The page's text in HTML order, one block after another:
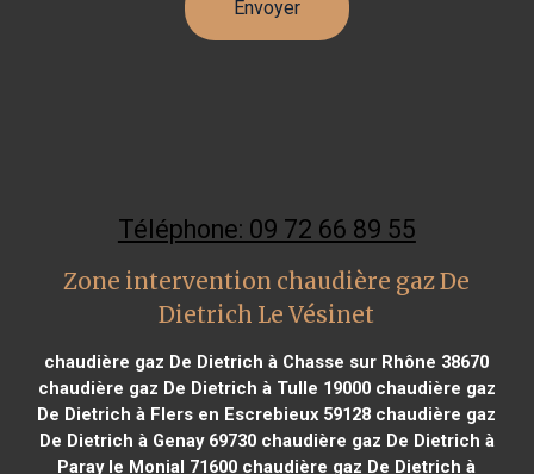
Téléphone: 09 72 66 89 55
Zone intervention chaudière gaz De
Dietrich Le Vésinet
chaudière gaz De Dietrich à Chasse sur Rhône 38670
chaudière gaz De Dietrich à Tulle 19000chaudière gaz
De Dietrich à Flers en Escrebieux 59128 chaudière gaz
De Dietrich à Genay 69730chaudière gaz De Dietrich à
Paray le Monial 71600 chaudière gaz De Dietrich à